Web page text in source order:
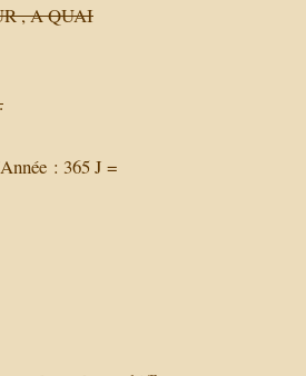
, A QUAI
: 365 J =